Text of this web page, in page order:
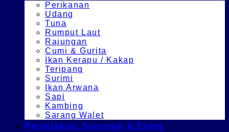
Perikanan
Udang
Tuna
Rumput Laut
Rajungan
Cumi & Gurita
Ikan Kerapu / Kakap
Teripang
Surimi
Ikan Arwana
Sapi
Kambing
Sarang Walet
Percetakan, Souvenir & Event